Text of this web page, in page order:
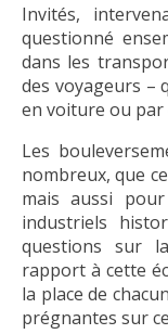
Invités,
questionné
dans les
des voyageurs –
en voiture ou par
Les
nombreux, que
mais aussi
industriels
questions sur
rapport à cette
la place de
prégnantes sur